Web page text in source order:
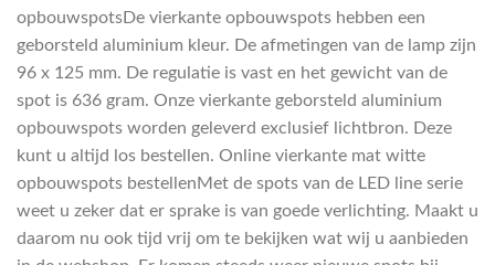
opbouwspotsDe vierkante opbouwspots hebben een
geborsteld aluminium kleur. De afmetingen van de lamp zijn
96 x 125 mm. De regulatie is vast en het gewicht van de
spot is 636 gram. Onze vierkante geborsteld aluminium
opbouwspots worden geleverd exclusief lichtbron. Deze
kunt u altijd los bestellen. Online vierkante mat witte
opbouwspots bestellenMet de spots van de LED line serie
weet u zeker dat er sprake is van goede verlichting. Maakt u
daarom nu ook tijd vrij om te bekijken wat wij u aanbieden